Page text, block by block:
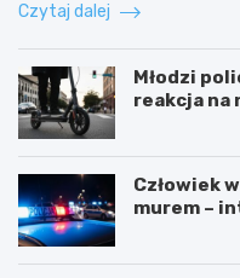
Czytaj dalej
Młodzi
reakcja na
Człowiek
murem –